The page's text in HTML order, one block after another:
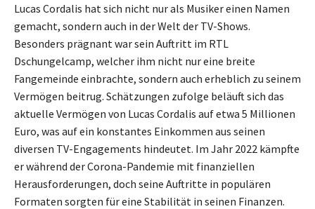
Lucas Cordalis hat sich nicht nur als Musiker einen Namen
gemacht, sondern auch in der Welt der TV-Shows.
Besonders prägnant war sein Auftritt im RTL
Dschungelcamp, welcher ihm nicht nur eine breite
Fangemeinde einbrachte, sondern auch erheblich zu seinem
Vermögen beitrug. Schätzungen zufolge beläuft sich das
aktuelle Vermögen von Lucas Cordalis auf etwa 5 Millionen
Euro, was auf ein konstantes Einkommen aus seinen
diversen TV-Engagements hindeutet. Im Jahr 2022 kämpfte
er während der Corona-Pandemie mit finanziellen
Herausforderungen, doch seine Auftritte in populären
Formaten sorgten für eine Stabilität in seinen Finanzen.